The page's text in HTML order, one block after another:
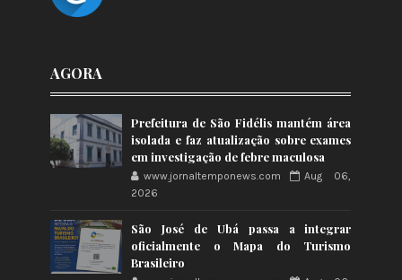
AGORA
Prefeitura de São Fidélis mantém área
isolada e faz atualização sobre exames
em investigação de febre maculosa
www.jornaltemponews.com
Aug 06,
2026
São José de Ubá passa a integrar
oficialmente o Mapa do Turismo
Brasileiro